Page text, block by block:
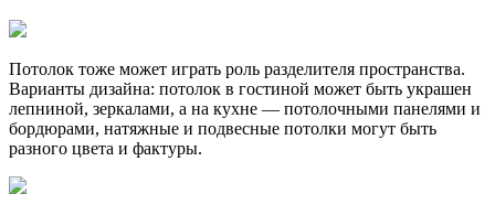
Потолок тоже может играть роль разделителя пространства.
Варианты дизайна: потолок в гостиной может быть украшен
лепниной, зеркалами, а на кухне — потолочными панелями и
бордюрами, натяжные и подвесные потолки могут быть
разного цвета и фактуры.